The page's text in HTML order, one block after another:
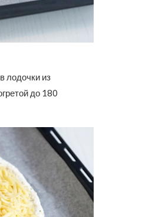
лодочки из
до 180